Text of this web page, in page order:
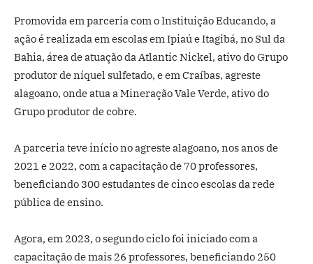
Promovida em parceria com o Instituição Educando, a
ação é realizada em escolas em Ipiaú e Itagibá, no Sul da
Bahia, área de atuação da Atlantic Nickel, ativo do Grupo
produtor de níquel sulfetado, e em Craíbas, agreste
alagoano, onde atua a Mineração Vale Verde, ativo do
Grupo produtor de cobre.
A parceria teve início no agreste alagoano, nos anos de
2021 e 2022, com a capacitação de 70 professores,
beneficiando 300 estudantes de cinco escolas da rede
pública de ensino.
Agora, em 2023, o segundo ciclo foi iniciado com a
capacitação de mais 26 professores, beneficiando 250